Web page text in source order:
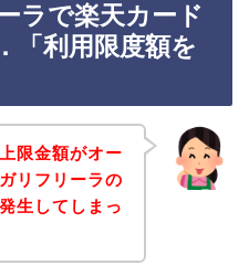
ラで楽天カード
「利用限度額を
限金額がオー
リフリーラの
生してしまっ